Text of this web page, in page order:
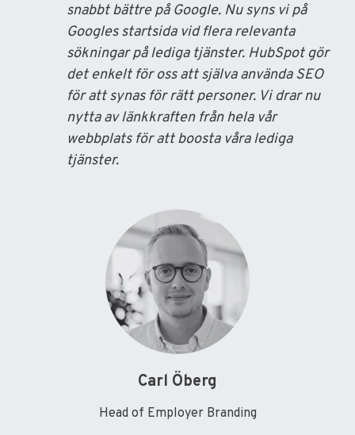
snabbt bättre på Google. Nu syns vi på
Googles startsida vid flera relevanta
sökningar på lediga tjänster. HubSpot gör
det enkelt för oss att själva använda SEO
för att synas för rätt personer. Vi drar nu
nytta av länkkraften från hela vår
webbplats för att boosta våra lediga
tjänster.
Carl Öberg
Head of Employer Branding